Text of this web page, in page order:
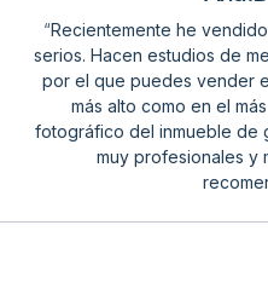
“Recientemente he
serios. Hacen estudios de
por el que puedes vender
más alto como en el
fotográfico del inmueble de
muy profesionales y